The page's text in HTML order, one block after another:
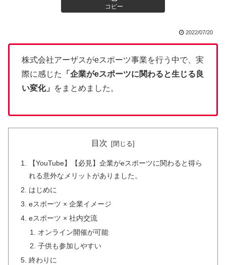
コピー
2022/07/20
株式会社アーザスがeスポーツ事業を行う中で、実
際に感じた
「企業がeスポーツに関わると生じる良
い変化」
をまとめました。
目次
【YouTube】【必見】企業がeスポーツに関わると得ら
れる意外なメリットがありました。
はじめに
eスポーツ × 企業イメージ
eスポーツ × 社内交流
オンライン開催が可能
子供も参加しやすい
終わりに